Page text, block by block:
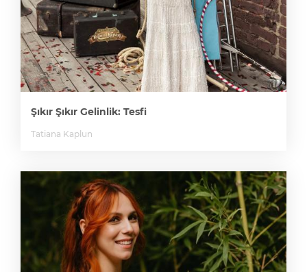
Şıkır Şıkır Gelinlik: Tesfi
Tatiana Kaplun